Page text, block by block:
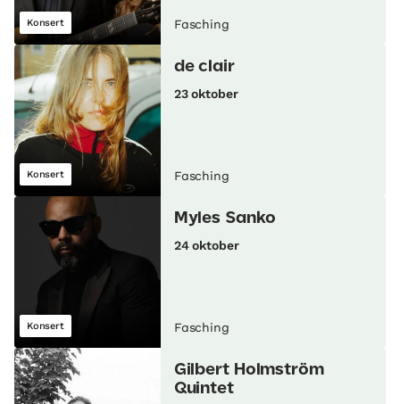
Konsert Fasching
Konsert
de clair
23 oktober
Fasching
Konsert
Myles Sanko
24 oktober
Fasching
Gilbert Holmström
Quintet